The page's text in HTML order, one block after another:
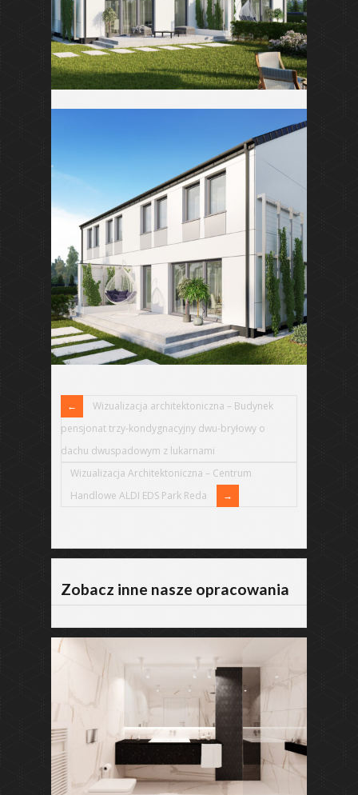
Wizualizacja architektoniczna – Budynek
pensjonat trzy-kondygnacyjny dwu-bryłowy o
dachu dwuspadowym z lukarnami
Wizualizacja Architektoniczna – Centrum
Handlowe ALDI EDS Park Reda
Zobacz inne nasze opracowania